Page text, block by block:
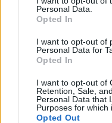
Personal Data.
Opted In
I want to opt-out of
Personal Data for
Opted In
I want to opt-out of
Retention, Sale,
Personal Data that
Purposes for which
Opted Out
ΣΧΕΤΙΚA